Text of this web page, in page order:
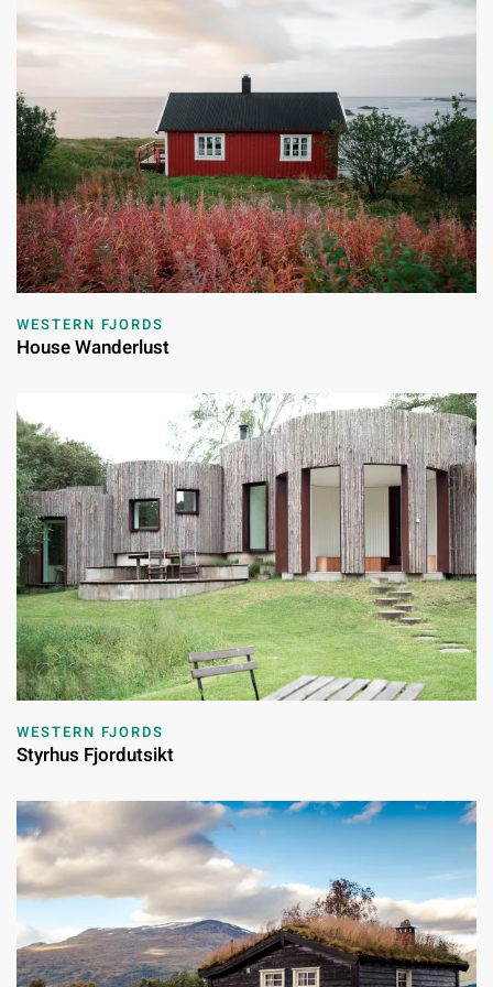
WESTERN FJORDS
House Wanderlust
WESTERN FJORDS
Styrhus Fjordutsikt